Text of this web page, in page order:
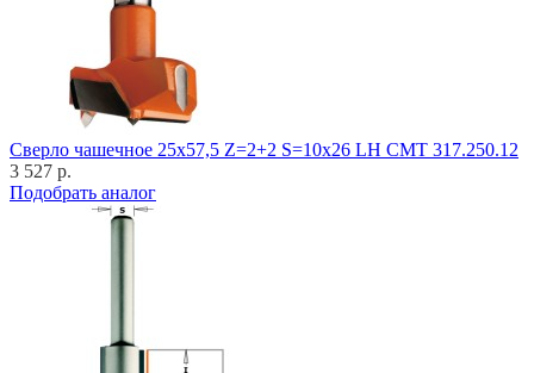
Cверло чашечное 25x57,5 Z=2+2 S=10x26 LH CMT 317.250.12
3 527 р.
Подобрать аналог